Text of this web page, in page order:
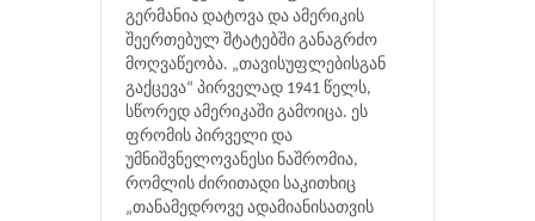
გერმანია დატოვა და ამერიკის
შეერთებულ შტატებში განაგრძო
მოღვაწეობა. „თავისუფლებისგან
გაქცევა“ პირველად 1941 წელს,
სწორედ ამერიკაში გამოიცა. ეს
ფრომის პირველი და
უმნიშვნელოვანესი ნაშრომია,
რომლის ძირითადი საკითხიც
„თანამედროვე ადამიანისათვის